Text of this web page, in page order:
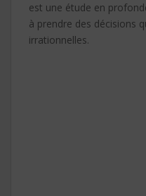
est une étude en
à prendre des décisions
irrationnelles.